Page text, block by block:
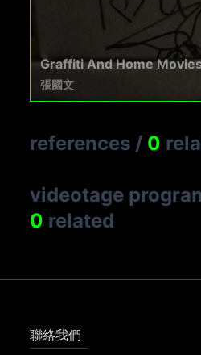
Graffiti And Home
張國文
references / 0
videotage
0 related
聯絡我們